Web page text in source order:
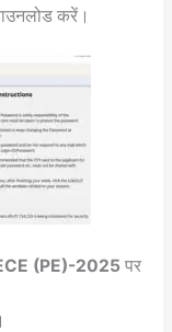
करें।
(PE)-2025 पर